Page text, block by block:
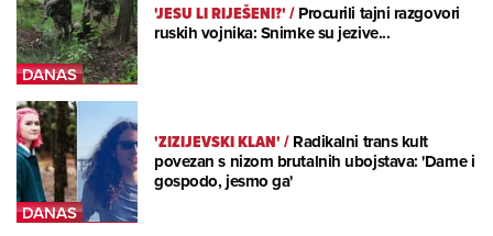
'JESU LI RIJEŠENI?'/Procurili tajni razgovori
ruskih vojnika: Snimke su jezive...
'ZIZIJEVSKI KLAN'/Radikalni trans kult
povezan s nizom brutalnih ubojstava: 'Dame i
gospodo, jesmo ga'